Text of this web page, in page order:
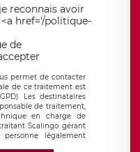
reconnais avoir
href='/politique-
de
permet de contacter
de ce traitement est
Les destinataires
de traitement,
en charge de
Scalingo gérant
légalement
à destination du